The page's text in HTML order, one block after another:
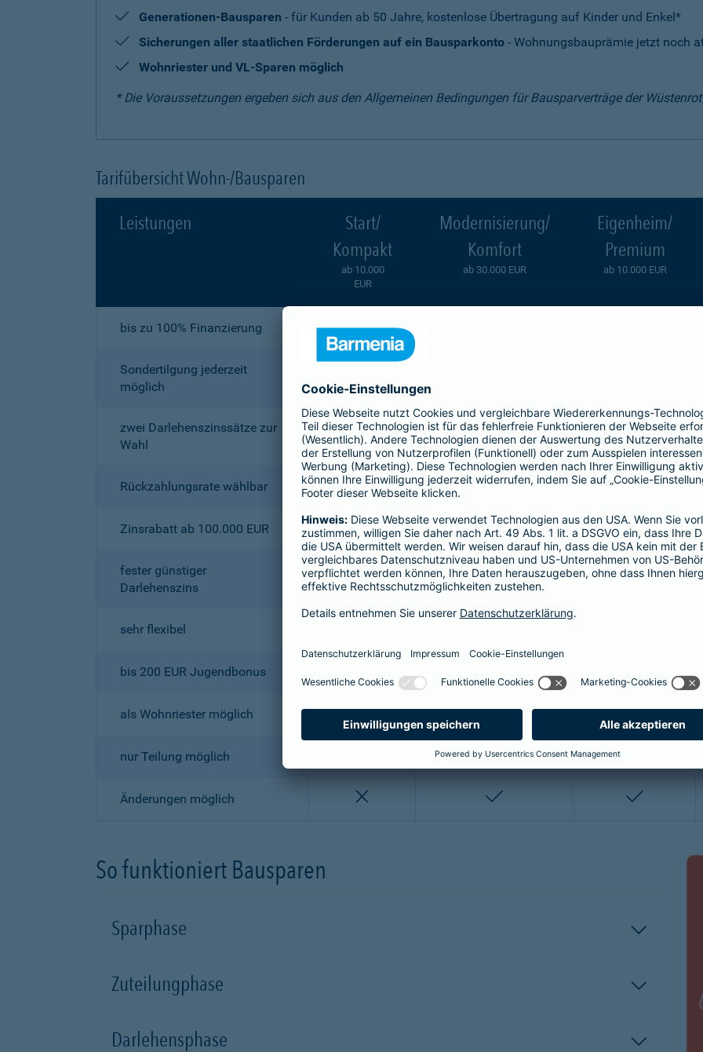
Generationen-Bausparen - für Kunden ab 50 Jahre, kostenlose Übertragung auf Kinder und Enkel*
Sicherungen aller staatlichen Förderungen auf ein Bausparkonto - Wohnungsbauprämie jetzt noch
Wohnriester und VL-Sparen möglich
* Die Voraussetzungen ergeben sich aus den Allgemeinen Bedingungen für Bausparverträge der
Tarifübersicht Wohn-/Bausparen
Leistungen
Start/
Kompakt
ab 10.000
EUR
Modernisierung/
Komfort
ab 30.000 EUR
Eigenheim/
Premium
ab 10.000 EUR
bis zu 100% Finanzierung enthalten
Sondertilgung jederzeit
möglich
zwei Darlehenszinssätze zur
Wahl
nicht enthalten enthalten enthalten
Rückzahlungsrate wählbar nicht enthalten nicht enthalten enthalten
Zinsrabatt ab 100.000 EUR nicht enthalten nicht enthalten enthalten
fester günstiger
Darlehenszins
enthalten enthalten enthalten
sehr flexibel
bis 200 EUR Jugendbonus
als Wohnriester möglich nicht enthalten nicht enthalten enthalten
nur Teilung möglich nicht enthalten
Änderungen möglich enthalten enthalten
So funktioniert Bausparen
Sparphase
Zuteilungphase
Darlehensphase